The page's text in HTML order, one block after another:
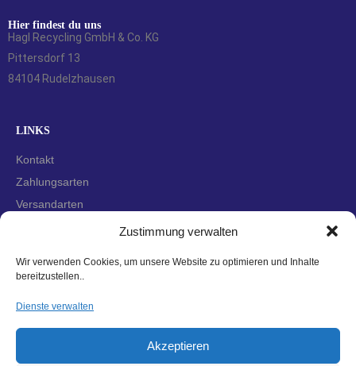
Zustimmung verwalten
Wir verwenden Cookies, um unsere Website zu optimieren und Inhalte
bereitzustellen..
Dienste verwalten
Akzeptieren
Hier findest du uns
Hagl Recycling GmbH & Co. KG
Pittersdorf 13
84104 Rudelzhausen
LINKS
Kontakt
Zahlungsarten
Versandarten
Datenschutzerklärung
Cookie-Richtlinie (EU)